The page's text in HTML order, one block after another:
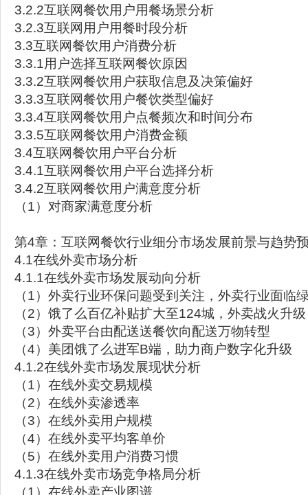
3.2.2互联网餐饮用户用餐场景分析
3.2.3互联网用户用餐时段分析
3.3互联网餐饮用户消费分析
3.3.1用户选择互联网餐饮原因
3.3.2互联网餐饮用户获取信息及决策偏好
3.3.3互联网餐饮用户餐饮类型偏好
3.3.4互联网餐饮用户点餐频次和时间分布
3.3.5互联网餐饮用户消费金额
3.4互联网餐饮用户平台分析
3.4.1互联网餐饮用户平台选择分析
3.4.2互联网餐饮用户满意度分析
（1）对商家满意度分析
第4章：互联网餐饮行业细分市场发展前景与趋势
4.1在线外卖市场分析
4.1.1在线外卖市场发展动向分析
（1）外卖行业环保问题受到关注，外卖行业面临
（2）饿了么百亿补贴扩大至124城，外卖战火升级
（3）外卖平台由配送送餐饮向配送万物转型
（4）美团饿了么进军B端，助力商户数字化升级
4.1.2在线外卖市场发展现状分析
（1）在线外卖交易规模
（2）在线外卖渗透率
（3）在线外卖用户规模
（4）在线外卖平均客单价
（5）在线外卖用户消费习惯
4.1.3在线外卖市场竞争格局分析
（1）在线外卖产业图谱